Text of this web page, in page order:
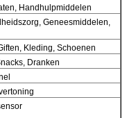
Handhulpmiddelen
Geneesmiddelen,
Kleding, Schoenen
Dranken